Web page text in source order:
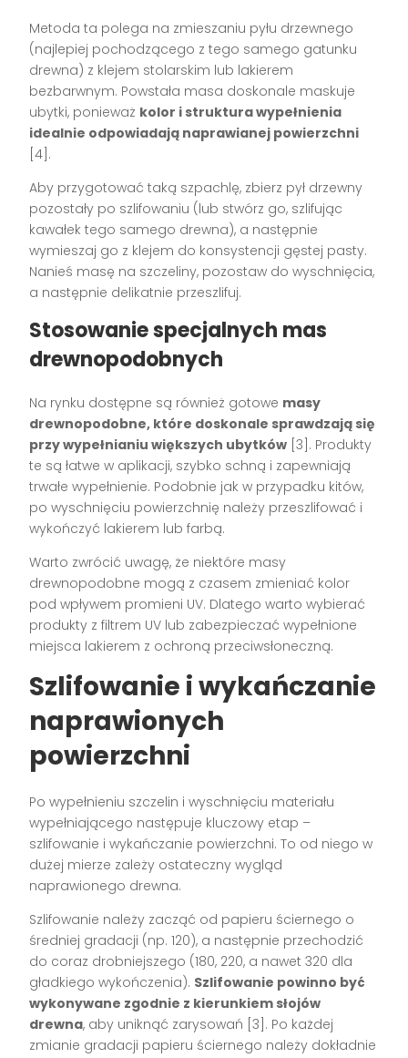
Metoda ta polega na zmieszaniu pyłu drzewnego
(najlepiej pochodzącego z tego samego gatunku
drewna) z klejem stolarskim lub lakierem
bezbarwnym. Powstała masa doskonale maskuje
ubytki, ponieważ kolor i struktura wypełnienia
idealnie odpowiadają naprawianej powierzchni
[4].
Aby przygotować taką szpachlę, zbierz pył drzewny
pozostały po szlifowaniu (lub stwórz go, szlifując
kawałek tego samego drewna), a następnie
wymieszaj go z klejem do konsystencji gęstej pasty.
Nanieś masę na szczeliny, pozostaw do wyschnięcia,
a następnie delikatnie przeszlifuj.
Stosowanie specjalnych mas
drewnopodobnych
Na rynku dostępne są również gotowe masy
drewnopodobne, które doskonale sprawdzają się
przy wypełnianiu większych ubytków [3]. Produkty
te są łatwe w aplikacji, szybko schną i zapewniają
trwałe wypełnienie. Podobnie jak w przypadku kitów,
po wyschnięciu powierzchnię należy przeszlifować i
wykończyć lakierem lub farbą.
Warto zwrócić uwagę, że niektóre masy
drewnopodobne mogą z czasem zmieniać kolor
pod wpływem promieni UV. Dlatego warto wybierać
produkty z filtrem UV lub zabezpieczać wypełnione
miejsca lakierem z ochroną przeciwsłoneczną.
Szlifowanie i wykańczanie
naprawionych
powierzchni
Po wypełnieniu szczelin i wyschnięciu materiału
wypełniającego następuje kluczowy etap –
szlifowanie i wykańczanie powierzchni. To od niego w
dużej mierze zależy ostateczny wygląd
naprawionego drewna.
Szlifowanie należy zacząć od papieru ściernego o
średniej gradacji (np. 120), a następnie przechodzić
do coraz drobniejszego (180, 220, a nawet 320 dla
gładkiego wykończenia). Szlifowanie powinno być
wykonywane zgodnie z kierunkiem słojów
drewna, aby uniknąć zarysowań [3]. Po każdej
zmianie gradacji papieru ściernego należy dokładnie